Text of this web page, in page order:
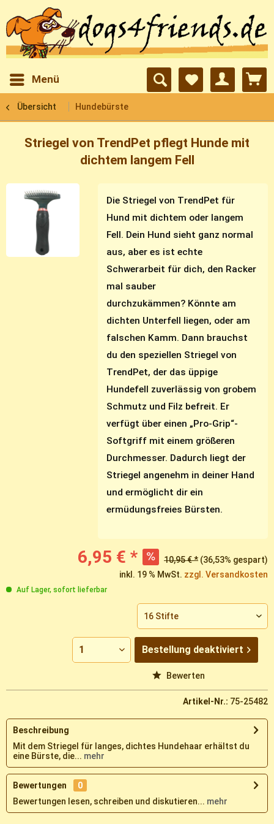
Menü
Übersicht Hundebürste
Striegel von TrendPet pflegt Hunde mit
dichtem langem Fell
Die Striegel von TrendPet für
Hund mit dichtem oder langem
Fell. Dein Hund sieht ganz normal
aus, aber es ist echte
Schwerarbeit für dich, den Racker
mal sauber
durchzukämmen? Könnte am
dichten Unterfell liegen, oder am
falschen Kamm. Dann brauchst
du den speziellen Striegel von
TrendPet, der das üppige
Hundefell zuverlässig von grobem
Schmutz und Filz befreit. Er
verfügt über einen „Pro-Grip“-
Softgriff mit einem größeren
Durchmesser. Dadurch liegt der
Striegel angenehm in deiner Hand
und ermöglicht dir ein
ermüdungsfreies Bürsten.
6,95 € * 10,95 € * (36,53% gespart)
inkl. 19 % MwSt. zzgl. Versandkosten
Auf Lager, sofort lieferbar
Bestellung deaktiviert
Bewerten
Artikel-Nr.: 75-25482
Beschreibung
Mit dem Striegel für langes, dichtes Hundehaar erhältst du
eine Bürste, die... mehr
Bewertungen
0
Bewertungen lesen, schreiben und diskutieren... mehr